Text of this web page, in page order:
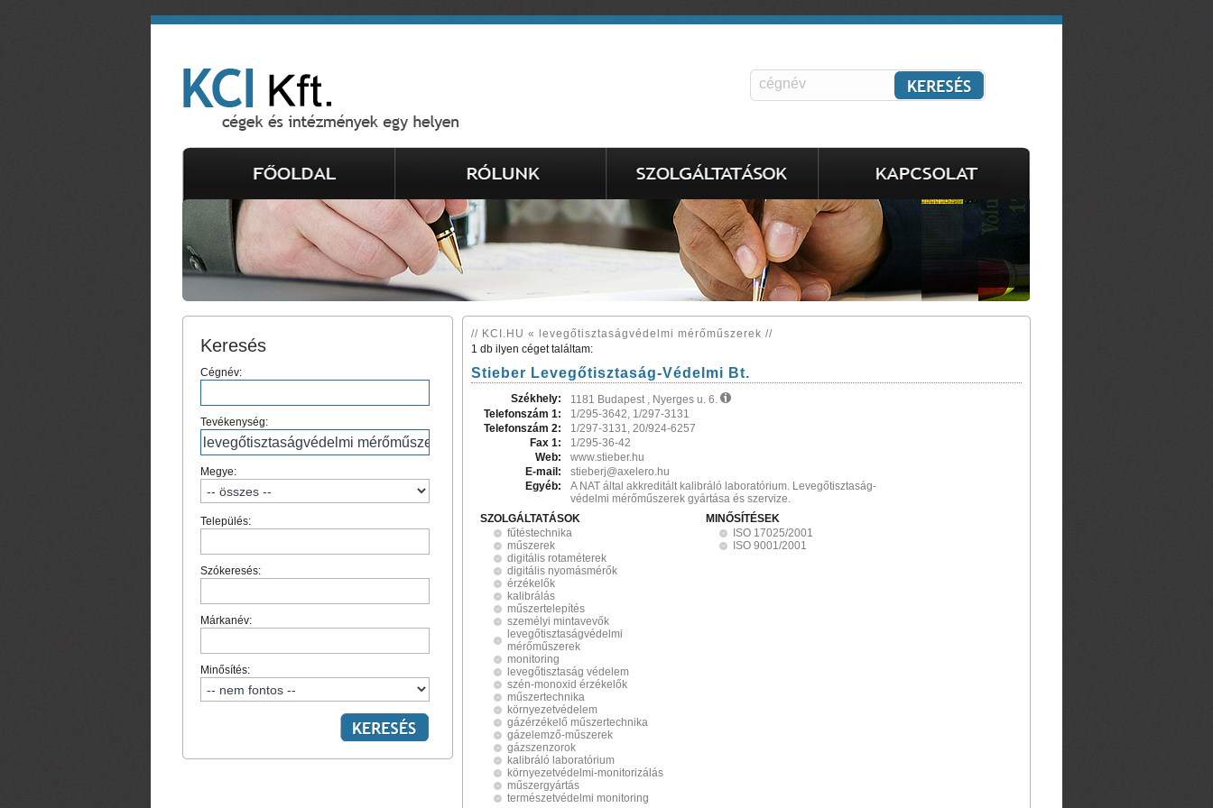
Keresés
Cégnév:
Tevékenység:
Megye:
Település:
Szókeresés:
Márkanév:
Minősítés:
// KCI.HU « levegőtisztaságvédelmi mérőműszerek //
1 db ilyen céget találtam:
Stieber Levegőtisztaság-Védelmi Bt.
Székhely:
1181 Budapest , Nyerges u. 6.
Telefonszám 1:
1/295-3642, 1/297-3131
Telefonszám 2:
1/297-3131, 20/924-6257
Fax 1:
1/295-36-42
Web:
www.stieber.hu
E-mail:
stieberj@axelero.hu
Egyéb:
A NAT által akkreditált kalibráló laboratórium. Levegőtisztaság-
védelmi mérőműszerek gyártása és szervize.
SZOLGÁLTATÁSOK
fűtéstechnika
műszerek
digitális rotaméterek
digitális nyomásmérők
érzékelők
kalibrálás
műszertelepítés
személyi mintavevők
levegőtisztaságvédelmi
mérőműszerek
monitoring
levegőtisztaság védelem
szén-monoxid érzékelők
műszertechnika
környezetvédelem
gázérzékelő műszertechnika
gázelemző-műszerek
gázszenzorok
kalibráló laboratórium
környezetvédelmi-monitorizálás
műszergyártás
természetvédelmi monitoring
MINŐSÍTÉSEK
ISO 17025/2001
ISO 9001/2001